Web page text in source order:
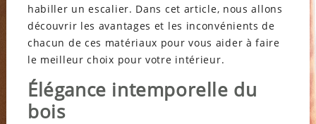
habiller un escalier. Dans cet article, nous allons
découvrir les avantages et les inconvénients de
chacun de ces matériaux pour vous aider à faire
le meilleur choix pour votre intérieur.
Élégance intemporelle du
bois